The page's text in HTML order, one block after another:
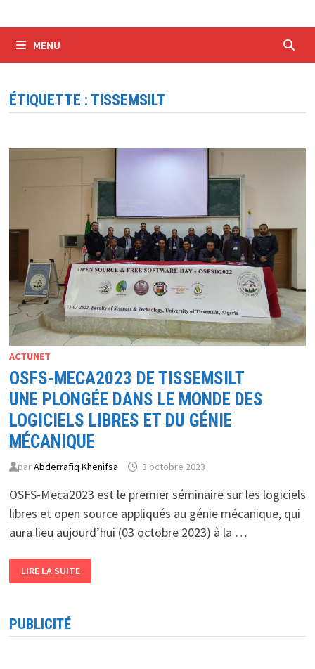
MENU
ÉTIQUETTE : TISSEMSILT
ACTUNET
OSFS-MECA2023 DE TISSEMSILT
UNE PLONGÉE DANS LE MONDE DES
LOGICIELS LIBRES ET DU GÉNIE
MÉCANIQUE
parAbderrafiq Khenifsa 3 octobre 2023
OSFS-Meca2023 est le premier séminaire sur les logiciels
libres et open source appliqués au génie mécanique, qui
aura lieu aujourd’hui (03 octobre 2023) à la …
MECA2023
DE
DANS
LE
LIRE LA SUITE
PUBLICITÉ